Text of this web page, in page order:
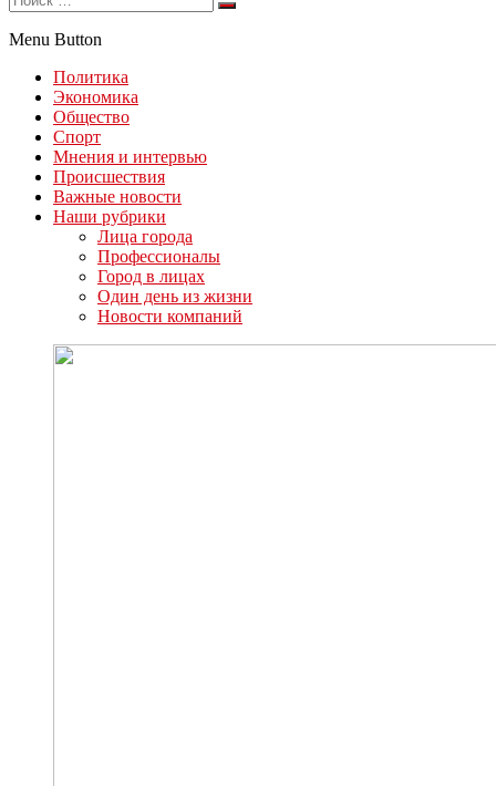
Menu Button
Политика
Экономика
Общество
Спорт
Мнения и интервью
Происшествия
Важные новости
Наши рубрики
Лица города
Профессионалы
Город в лицах
Один день из жизни
Новости компаний